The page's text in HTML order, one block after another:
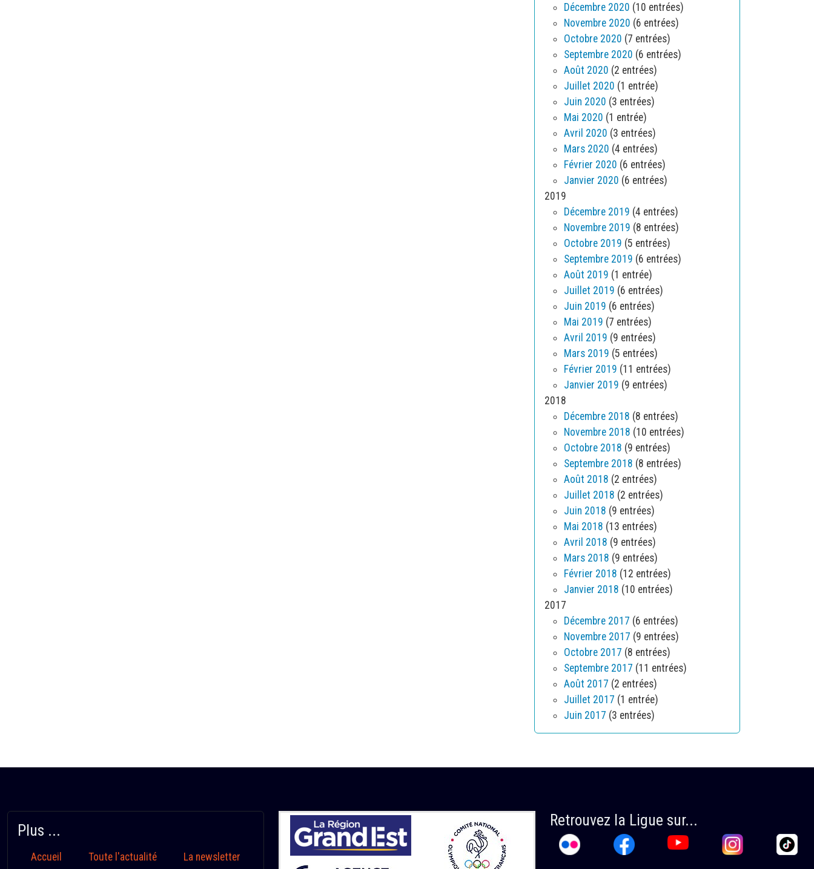
Décembre 2020 (10 entrées)
Novembre 2020 (6 entrées)
Octobre 2020 (7 entrées)
Septembre 2020 (6 entrées)
Août 2020 (2 entrées)
Juillet 2020 (1 entrée)
Juin 2020 (3 entrées)
Mai 2020 (1 entrée)
Avril 2020 (3 entrées)
Mars 2020 (4 entrées)
Février 2020 (6 entrées)
Janvier 2020 (6 entrées)
2019
Décembre 2019 (4 entrées)
Novembre 2019 (8 entrées)
Octobre 2019 (5 entrées)
Septembre 2019 (6 entrées)
Août 2019 (1 entrée)
Juillet 2019 (6 entrées)
Juin 2019 (6 entrées)
Mai 2019 (7 entrées)
Avril 2019 (9 entrées)
Mars 2019 (5 entrées)
Février 2019 (11 entrées)
Janvier 2019 (9 entrées)
2018
Décembre 2018 (8 entrées)
Novembre 2018 (10 entrées)
Octobre 2018 (9 entrées)
Septembre 2018 (8 entrées)
Août 2018 (2 entrées)
Juillet 2018 (2 entrées)
Juin 2018 (9 entrées)
Mai 2018 (13 entrées)
Avril 2018 (9 entrées)
Mars 2018 (9 entrées)
Février 2018 (12 entrées)
Janvier 2018 (10 entrées)
2017
Décembre 2017 (6 entrées)
Novembre 2017 (9 entrées)
Octobre 2017 (8 entrées)
Septembre 2017 (11 entrées)
Août 2017 (2 entrées)
Juillet 2017 (1 entrée)
Juin 2017 (3 entrées)
Plus ...
Accueil Toute l'actualité La newsletter
Retrouvez la Ligue sur...